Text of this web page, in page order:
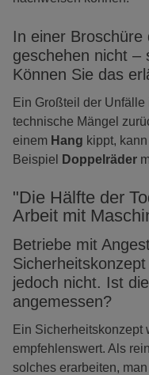
In einer Broschüre
geschehen nicht –
Können Sie das
Ein Großteil der
technische Mängel
einem Hang kippt,
Beispiel
Doppelräder
"Die Hälfte der
Arbeit mit
Betriebe mit
jedoch nicht. Ist
angemessen?
Ein Sicherheitskonzept
empfehlenswert. Als
solches erarbeiten,